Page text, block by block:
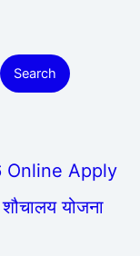
Search
Online Apply
योजना